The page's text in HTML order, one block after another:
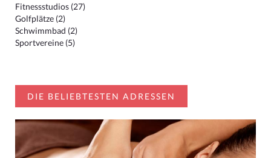
Fitnessstudios (27)
Golfplätze (2)
Schwimmbad (2)
Sportvereine (5)
DIE BELIEBTESTEN ADRESSEN